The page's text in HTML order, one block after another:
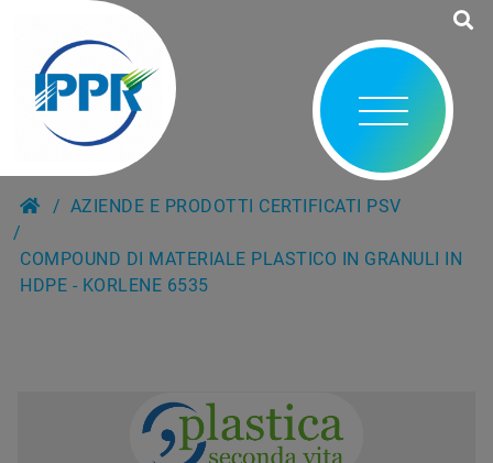
AZIENDE E PRODOTTI CERTIFICATI PSV
COMPOUND DI MATERIALE PLASTICO IN GRANULI IN
HDPE - KORLENE 6535